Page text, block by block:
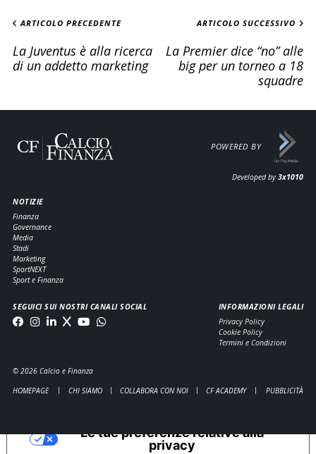
ARTICOLO PRECEDENTE
La Juventus è alla ricerca
di un addetto marketing
ARTICOLO SUCCESSIVO
La Premier dice “no” alle
big per un torneo a 18
squadre
POWERED BY
Developed by3x1010
NOTIZIE
Finanza
Governance
Media
Stadi
Marketing
SportNEXT
Sport e Finanza
SEGUICI SUI NOSTRI CANALI SOCIAL
INFORMAZIONI LEGALI
Privacy Policy
Cookie Policy
Termini e Condizioni
© 2026 Calcio e Finanza
HOMEPAGE
CHI SIAMO COLLABORA CON NOI CF ACADEMY PUBBLICITÀ
Le tue preferenze relative alla
privacy